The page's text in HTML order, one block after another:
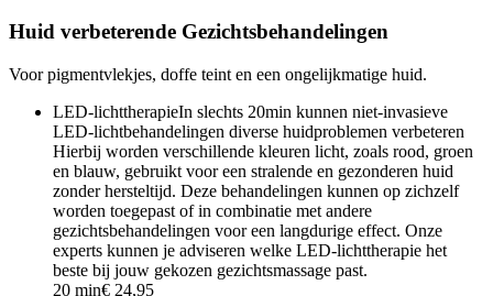
Huid verbeterende Gezichtsbehandelingen
Voor pigmentvlekjes, doffe teint en een ongelijkmatige huid.
LED-lichttherapieIn slechts 20min kunnen niet-invasieve
LED-lichtbehandelingen diverse huidproblemen verbeteren
Hierbij worden verschillende kleuren licht, zoals rood, groen
en blauw, gebruikt voor een stralende en gezonderen huid
zonder hersteltijd. Deze behandelingen kunnen op zichzelf
worden toegepast of in combinatie met andere
gezichtsbehandelingen voor een langdurige effect. Onze
experts kunnen je adviseren welke LED-lichttherapie het
beste bij jouw gekozen gezichtsmassage past.
20 min€ 24,95